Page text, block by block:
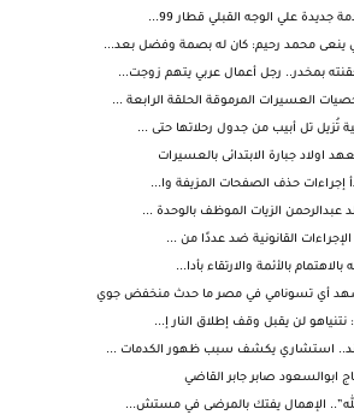
جديدة علي الوجه القبلي قطار 99...
ينعى محمد رحيم: كان له بصمة وفضل بعد...
بمخدر.. رجل أعمال عربي يتهم زوجت...
العسيرات المرموقة الحلقة الرابعة ...
تُزيل تل أبيب من جدول رحلاتها حتى ...
اولاد جبارة الابتدائى بالعسيرات
إجراءات حذف الصفحات المزيفة وا...
عبدالرحمن الزيات الموظف بالوحدة ...
الإجراءات القانونية ضد عددًا من ...
بالأئمة والارتقاء بأدا...
أي تسونامي في مصر ما حدث منخفض جوي
نتنياهو لن يقبل وقف إطلاق النار إ...
استشاري يكشف سبب ظهور الكدمات ...
ابوالسعود صابر جابر القاضي
الإهمال يفتك بالمرضى في مستش...